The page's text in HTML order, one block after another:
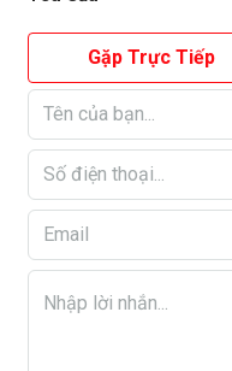
Gặp Trực Tiếp